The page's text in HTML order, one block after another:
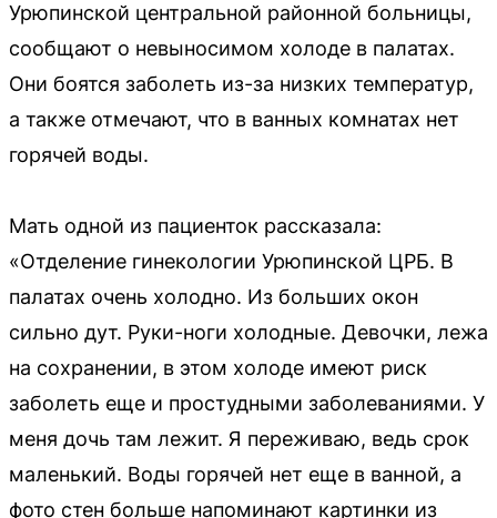
Урюпинской центральной районной больницы,
сообщают о невыносимом холоде в палатах.
Они боятся заболеть из-за низких температур,
а также отмечают, что в ванных комнатах нет
горячей воды.
Мать одной из пациенток рассказала:
«Отделение гинекологии Урюпинской ЦРБ. В
палатах очень холодно. Из больших окон
сильно дут. Руки-ноги холодные. Девочки, лежа
на сохранении, в этом холоде имеют риск
заболеть еще и простудными заболеваниями. У
меня дочь там лежит. Я переживаю, ведь срок
маленький. Воды горячей нет еще в ванной, а
фото стен больше напоминают картинки из